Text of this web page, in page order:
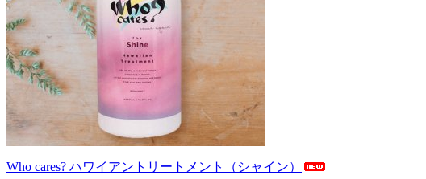
Who cares? ハワイアントリートメント（シャイン）